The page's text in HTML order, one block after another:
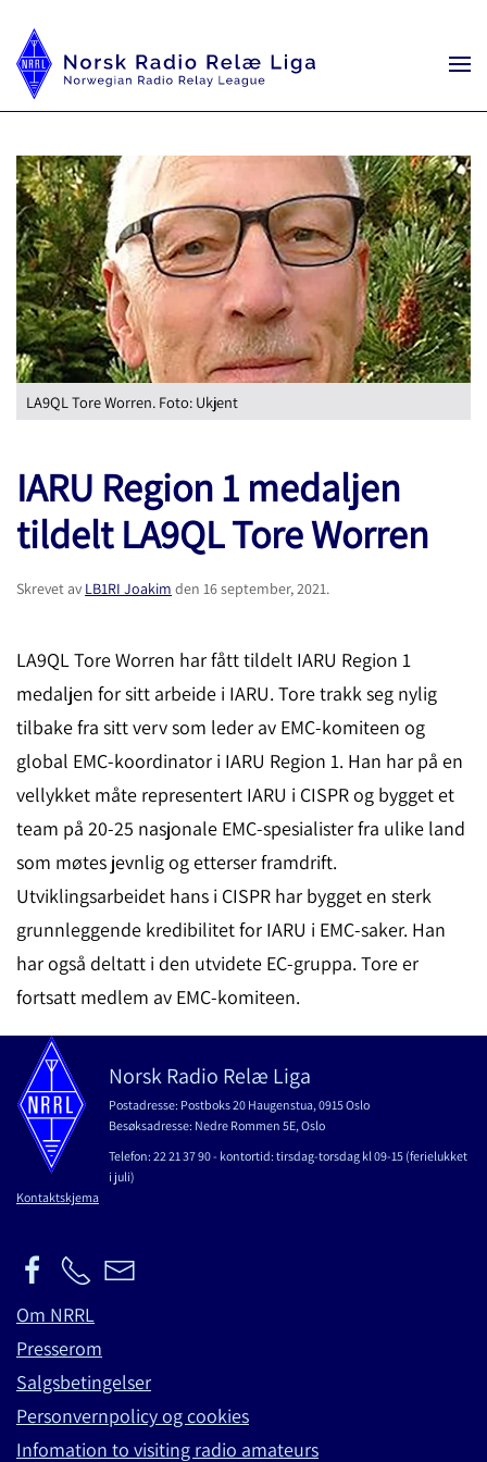
LA9QL Tore Worren. Foto: Ukjent
IARU Region 1 medaljen
tildelt LA9QL Tore Worren
Skrevet av LB1RI Joakim den 16 september, 2021.
LA9QL Tore Worren har fått tildelt IARU Region 1
medaljen for sitt arbeide i IARU. Tore trakk seg nylig
tilbake fra sitt verv som leder av EMC-komiteen og
global EMC-koordinator i IARU Region 1. Han har på en
vellykket måte representert IARU i CISPR og bygget et
team på 20-25 nasjonale EMC-spesialister fra ulike land
som møtes jevnlig og etterser framdrift.
Utviklingsarbeidet hans i CISPR har bygget en sterk
grunnleggende kredibilitet for IARU i EMC-saker. Han
har også deltatt i den utvidete EC-gruppa. Tore er
fortsatt medlem av EMC-komiteen.
Norsk Radio Relæ Liga
Postadresse: Postboks 20 Haugenstua, 0915 Oslo
Besøksadresse: Nedre Rommen 5E, Oslo
Telefon: 22 21 37 90 - kontortid: tirsdag-torsdag kl 09-15 (ferielukket
i juli)
Kontaktskjema
Om NRRL
Presserom
Salgsbetingelser
Personvernpolicy og cookies
Infomation to visiting radio amateurs